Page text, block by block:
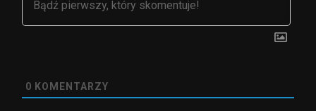
0 KOMENTARZY